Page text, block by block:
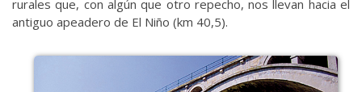
rurales que, con algún que otro repecho, nos llevan hacia el
antiguo apeadero de El Niño (km 40,5).